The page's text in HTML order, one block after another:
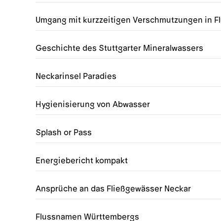
Umgang mit kurzzeitigen Verschmutzungen in
Geschichte des Stuttgarter Mineralwassers
Neckarinsel Paradies
Hygienisierung von Abwasser
Splash or Pass
Energiebericht kompakt
Ansprüche an das Fließgewässer Neckar
Flussnamen Württembergs